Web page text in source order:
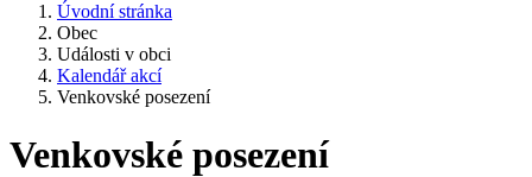
Úvodní stránka
Obec
Události v obci
Kalendář akcí
Venkovské posezení
Venkovské posezení